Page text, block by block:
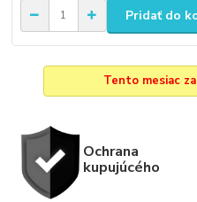
Pridať do
Tento mesiac
Ochrana
kupujúcého